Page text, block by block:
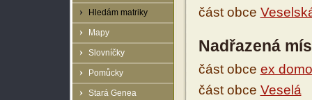
Hledám matriky
Mapy
Slovníčky
Pomůcky
Stará Genea
část obce
Nadřazená
část obce ex
část obce Veselá